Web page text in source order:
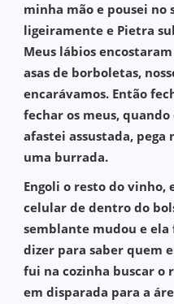
minha mão e pousei no
ligeiramente e Pietra
Meus lábios
asas de borboletas,
encarávamos. Então
fechar os meus,
afastei assustada,
uma burrada.
Engoli o resto do
celular de dentro do
semblante mudou e ela
dizer para saber quem
fui na cozinha buscar o
em disparada para a